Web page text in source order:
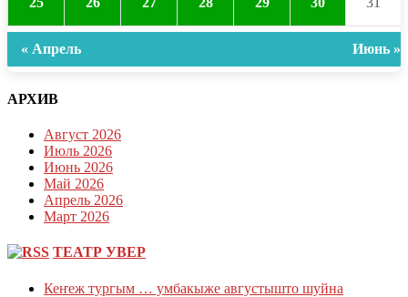
« Апрель Июнь »
АРХИВ
Август 2026
Июль 2026
Июнь 2026
Май 2026
Апрель 2026
Март 2026
ТЕАТР УВЕР
Кеҥеж тургым … умбакыже августышто шуйна